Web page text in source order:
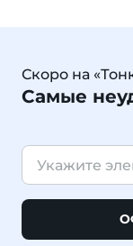
Скоро на
Самые